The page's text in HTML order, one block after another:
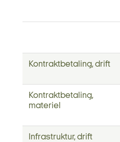
Kontraktbetaling, drift
Kontraktbetaling,
materiel
Infrastruktur, drift